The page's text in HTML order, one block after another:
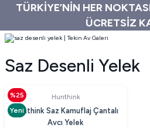
TÜRKİYE’NİN HER
ÜCRETSİZ
Saz Desenli Yelek
%25
Yeni
Hunthink
Hunthink Saz Kamuflaj Çantalı
Avcı Yelek